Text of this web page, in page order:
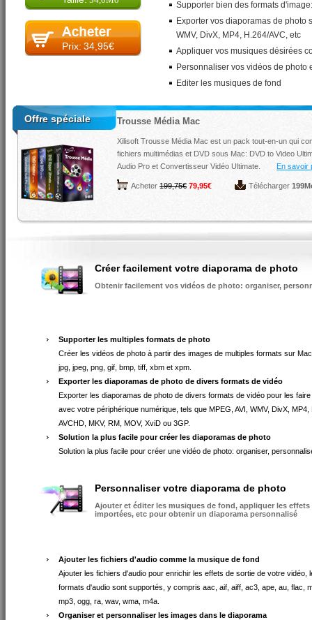
Prix: 34,95€
Supporter bien des formats
Exporter vos diaporamas de photo
WMV, DivX, MP4, H.264/AVC, etc
Appliquer vos musiques désirées
Personnaliser vos vidéos de photo
Editer les musiques de fond
Offre spéciale Trousse Média Mac
Xilisoft Trousse Média Mac est un pack tout-en-un qui
fichiers multimédias et DVD sous Mac: DVD to Video
Audio Pro et Convertisseur Vidéo Ultimate En savoir
Acheter 199,75€ 79,95€ Télécharger
Créer facilement votre diaporama de photo
Obtenir facilement vos vidéos de photo: organiser,
Supporter les multiples formats de photo
Créer les vidéos de photo à partir des images de multiples formats sur
jpg, jpeg, png, gif, bmp, tiff, xbm et xpm.
Exporter les diaporamas de photo de divers formats de vidéo
Exporter les diaporamas de photo de divers formats de vidéo pour les
avec votre périphérique numérique, tels que MPEG, AVI, WMV, DivX, MP4,
AVCHD, MKV, RM, MOV, XviD ou 3GP.
Solution la plus facile pour créer les diaporamas de photo
Solution la plus facile pour créer une vidéo de photo: organiser,
Personnaliser votre diaporama de photo
Ajouter et éditer les musiques de fond, appliquer les
importées, etc pour obtenir un diaporama personnalisé
Ajouter les fichiers d'audio comme la musique de fond
Ajouter les fichiers d'audio pour enrichir les effets de sortie de votre vidéo,
formats d'audio sont supportés, y compris aac, aif, aiff, ac3, ape, au, flac,
mp3, ogg, ra, wav, wma, m4a.
Organiser et personnaliser les images dans le diaporama